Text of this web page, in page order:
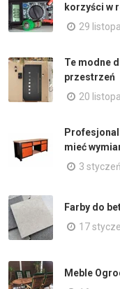
korzyści w
29
Te modne
przestrzeń
20
mieć
3
Farby do
17
Meble